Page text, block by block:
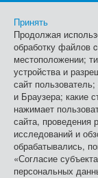
Принять
Продолжая
обработку файлов
местоположении;
устройства и
сайт
и Браузера; какие
нажимает
сайта, проведения
исследований и
обрабатывались,
«Согласие
персональных